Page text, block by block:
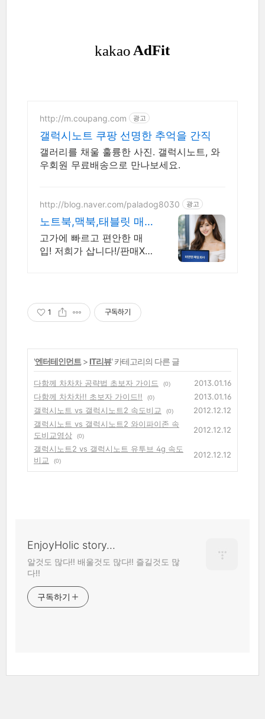
http://m.coupang.com 광고
갤럭시노트 쿠팡 선명한 추억을 간직
갤러리를 채울 훌륭한 사진. 갤럭시노트, 와
우회원 무료배송으로 만나보세요.
http://blog.naver.com/paladog8030 광고
노트북,맥북,태블릿 매
입업체 저희가 삽니다!
매입O판매X
고가에 빠르고 편안한 매
입! 저희가 삽니다!/판매X/1
후)를 삽니다!매입해요/판
매X1 구독하기
'엔터테인먼트 > IT리뷰' 카테고리의 다른 글
다함께 차차차 공략법 초보자 가이드 (0)
2013.01.16
다함께 차차차!! 초보자 가이드!!
(0)
2013.01.16
갤럭시노트 vs 갤럭시노트2 속도비교
(0)
2012.12.12
갤럭시노트 vs 갤럭시노트2 와이파이존 속
도비교영상
(0)
2012.12.12
갤럭시노트2 vs 갤럭시노트 유투브 4g 속도
비교
(0)
2012.12.12
EnjoyHolic story...
알것도 많다!! 배울것도 많다!! 즐길것도 많
다!!
구독하기